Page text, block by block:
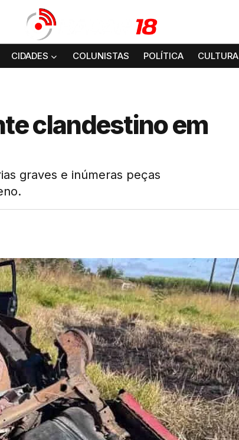
CIDADES COLUNISTAS POLÍTICA CULTURA
clandestino em
graves e inúmeras peças